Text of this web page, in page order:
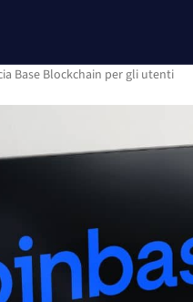
Base Blockchain per gli utenti